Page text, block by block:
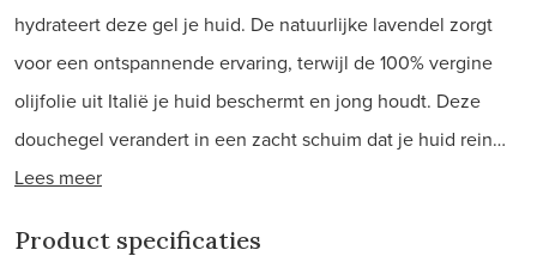
hydrateert deze gel je huid. De natuurlijke lavendel zorgt
voor een ontspannende ervaring, terwijl de 100% vergine
olijfolie uit Italië je huid beschermt en jong houdt. Deze
douchegel verandert in een zacht schuim dat je huid rein…
Lees meer
Product specificaties